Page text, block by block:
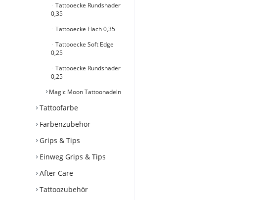
Tattooecke Rundshader
0,35
Tattooecke Flach 0,35
Tattooecke Soft Edge
0,25
Tattooecke Rundshader
0,25
Magic Moon Tattoonadeln
Tattoofarbe
Farbenzubehör
Grips & Tips
Einweg Grips & Tips
After Care
Tattoozubehör